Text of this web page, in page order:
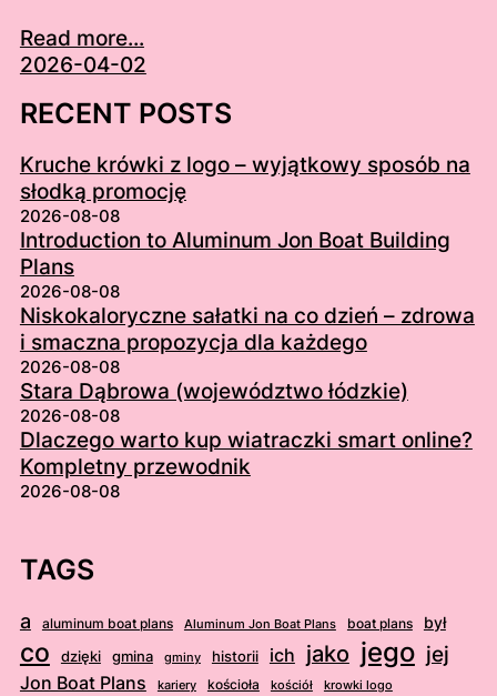
Read more...
2026-04-02
RECENT POSTS
Kruche krówki z logo – wyjątkowy sposób na
słodką promocję
2026-08-08
Introduction to Aluminum Jon Boat Building
Plans
2026-08-08
Niskokaloryczne sałatki na co dzień – zdrowa
i smaczna propozycja dla każdego
2026-08-08
Stara Dąbrowa (województwo łódzkie)
2026-08-08
Dlaczego warto kup wiatraczki smart online?
Kompletny przewodnik
2026-08-08
TAGS
a aluminum boat plans Aluminum Jon Boat Plans boat plans był
co dzięki gmina gminy historii ich jako jego jej
Jon Boat Plans kariery kościoła kościół krowki logo